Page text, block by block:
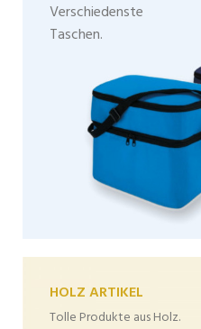
Verschiedenste
Taschen.
HOLZ ARTIKEL
Tolle Produkte aus Holz.